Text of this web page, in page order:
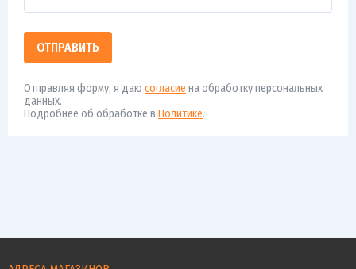
ОТПРАВИТЬ
Отправляя форму, я даю согласие на обработку персональных
данных.
Подробнее об обработке в Политике.